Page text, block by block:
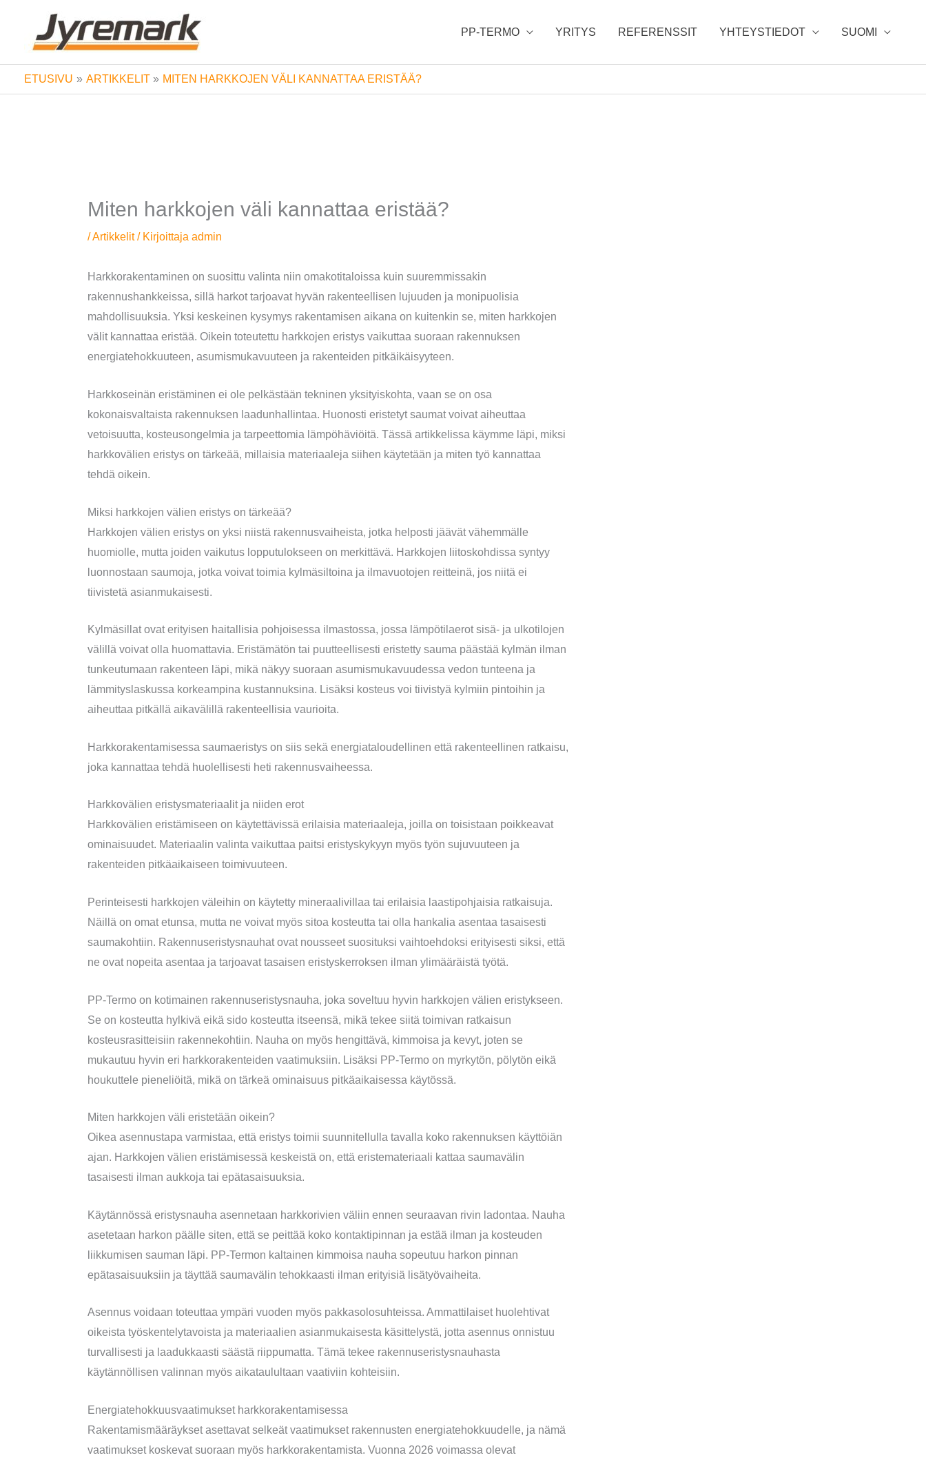
PP-TERMO YRITYS REFERENSSIT YHTEYSTIEDOT SUOMI
ETUSIVU ARTIKKELIT MITEN HARKKOJEN VÄLI KANNATTAA ERISTÄÄ?
Miten harkkojen väli kannattaa eristää?
/Artikkelit/ Kirjoittaja admin
Harkkorakentaminen on suosittu valinta niin omakotitaloissa kuin suuremmissakin
rakennushankkeissa, sillä harkot tarjoavat hyvän rakenteellisen lujuuden ja monipuolisia
mahdollisuuksia. Yksi keskeinen kysymys rakentamisen aikana on kuitenkin se, miten harkkojen
välit kannattaa eristää. Oikein toteutettu harkkojen eristys vaikuttaa suoraan rakennuksen
energiatehokkuuteen, asumismukavuuteen ja rakenteiden pitkäikäisyyteen.
Harkkoseinän eristäminen ei ole pelkästään tekninen yksityiskohta, vaan se on osa
kokonaisvaltaista rakennuksen laadunhallintaa. Huonosti eristetyt saumat voivat aiheuttaa
vetoisuutta, kosteusongelmia ja tarpeettomia lämpöhäviöitä. Tässä artikkelissa käymme läpi, miksi
harkkovälien eristys on tärkeää, millaisia materiaaleja siihen käytetään ja miten työ kannattaa
tehdä oikein.
Miksi harkkojen välien eristys on tärkeää?
Harkkojen välien eristys on yksi niistä rakennusvaiheista, jotka helposti jäävät vähemmälle
huomiolle, mutta joiden vaikutus lopputulokseen on merkittävä. Harkkojen liitoskohdissa syntyy
luonnostaan saumoja, jotka voivat toimia kylmäsiltoina ja ilmavuotojen reitteinä, jos niitä ei
tiivistetä asianmukaisesti.
Kylmäsillat ovat erityisen haitallisia pohjoisessa ilmastossa, jossa lämpötilaerot sisä- ja ulkotilojen
välillä voivat olla huomattavia. Eristämätön tai puutteellisesti eristetty sauma päästää kylmän ilman
tunkeutumaan rakenteen läpi, mikä näkyy suoraan asumismukavuudessa vedon tunteena ja
lämmityslaskussa korkeampina kustannuksina. Lisäksi kosteus voi tiivistyä kylmiin pintoihin ja
aiheuttaa pitkällä aikavälillä rakenteellisia vaurioita.
Harkkorakentamisessa saumaeristys on siis sekä energiataloudellinen että rakenteellinen ratkaisu,
joka kannattaa tehdä huolellisesti heti rakennusvaiheessa.
Harkkovälien eristysmateriaalit ja niiden erot
Harkkovälien eristämiseen on käytettävissä erilaisia materiaaleja, joilla on toisistaan poikkeavat
ominaisuudet. Materiaalin valinta vaikuttaa paitsi eristyskykyyn myös työn sujuvuuteen ja
rakenteiden pitkäaikaiseen toimivuuteen.
Perinteisesti harkkojen väleihin on käytetty mineraalivillaa tai erilaisia laastipohjaisia ratkaisuja.
Näillä on omat etunsa, mutta ne voivat myös sitoa kosteutta tai olla hankalia asentaa tasaisesti
saumakohtiin. Rakennuseristysnauhat ovat nousseet suosituksi vaihtoehdoksi erityisesti siksi, että
ne ovat nopeita asentaa ja tarjoavat tasaisen eristyskerroksen ilman ylimääräistä työtä.
PP-Termo on kotimainen rakennuseristysnauha, joka soveltuu hyvin harkkojen välien eristykseen.
Se on kosteutta hylkivä eikä sido kosteutta itseensä, mikä tekee siitä toimivan ratkaisun
kosteusrasitteisiin rakennekohtiin. Nauha on myös hengittävä, kimmoisa ja kevyt, joten se
mukautuu hyvin eri harkkorakenteiden vaatimuksiin. Lisäksi PP-Termo on myrkytön, pölytön eikä
houkuttele pieneliöitä, mikä on tärkeä ominaisuus pitkäaikaisessa käytössä.
Miten harkkojen väli eristetään oikein?
Oikea asennustapa varmistaa, että eristys toimii suunnitellulla tavalla koko rakennuksen käyttöiän
ajan. Harkkojen välien eristämisessä keskeistä on, että eristemateriaali kattaa saumavälin
tasaisesti ilman aukkoja tai epätasaisuuksia.
Käytännössä eristysnauha asennetaan harkkorivien väliin ennen seuraavan rivin ladontaa. Nauha
asetetaan harkon päälle siten, että se peittää koko kontaktipinnan ja estää ilman ja kosteuden
liikkumisen sauman läpi. PP-Termon kaltainen kimmoisa nauha sopeutuu harkon pinnan
epätasaisuuksiin ja täyttää saumavälin tehokkaasti ilman erityisiä lisätyövaiheita.
Asennus voidaan toteuttaa ympäri vuoden myös pakkasolosuhteissa. Ammattilaiset huolehtivat
oikeista työskentelytavoista ja materiaalien asianmukaisesta käsittelystä, jotta asennus onnistuu
turvallisesti ja laadukkaasti säästä riippumatta. Tämä tekee rakennuseristysnauhasta
käytännöllisen valinnan myös aikataulultaan vaativiin kohteisiin.
Energiatehokkuusvaatimukset harkkorakentamisessa
Rakentamismääräykset asettavat selkeät vaatimukset rakennusten energiatehokkuudelle, ja nämä
vaatimukset koskevat suoraan myös harkkorakentamista. Vuonna 2026 voimassa olevat